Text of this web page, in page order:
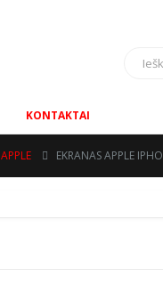
KONTAKTAI
APPLE EKRANAS APPLE